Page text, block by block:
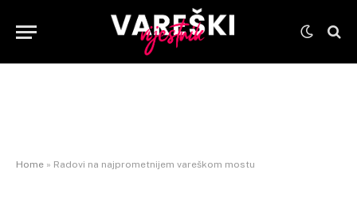
Home » Radovi na najprometnijem vareškom mostu